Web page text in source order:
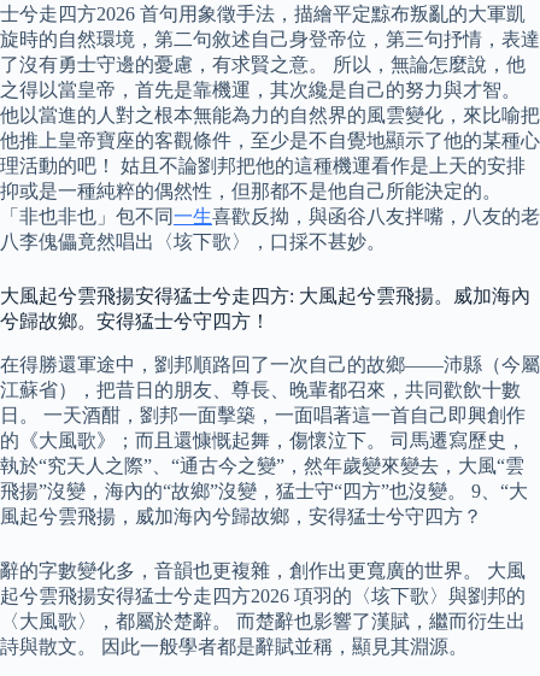
士兮走四方2026 首句用象徵手法，描繪平定黥布叛亂的大軍凱
旋時的自然環境，第二句敘述自己身登帝位，第三句抒情，表達
了沒有勇士守邊的憂慮，有求賢之意。 所以，無論怎麼說，他
之得以當皇帝，首先是靠機運，其次纔是自己的努力與才智。
他以當進的人對之根本無能為力的自然界的風雲變化，來比喻把
他推上皇帝寶座的客觀條件，至少是不自覺地顯示了他的某種心
理活動的吧！ 姑且不論劉邦把他的這種機運看作是上天的安排
抑或是一種純粹的偶然性，但那都不是他自己所能決定的。
「非也非也」包不同一生喜歡反拗，與函谷八友拌嘴，八友的老
八李傀儡竟然唱出〈垓下歌〉，口採不甚妙。
大風起兮雲飛揚安得猛士兮走四方: 大風起兮雲飛揚。威加海內
兮歸故鄉。安得猛士兮守四方！
在得勝還軍途中，劉邦順路回了一次自己的故鄉——沛縣（今屬
江蘇省），把昔日的朋友、尊長、晚輩都召來，共同歡飲十數
日。 一天酒酣，劉邦一面擊築，一面唱著這一首自己即興創作
的《大風歌》；而且還慷慨起舞，傷懷泣下。 司馬遷寫歷史，
執於“究天人之際”、“通古今之變”，然年歲變來變去，大風“雲
飛揚”沒變，海內的“故鄉”沒變，猛士守“四方”也沒變。 9、“大
風起兮雲飛揚，威加海內兮歸故鄉，安得猛士兮守四方？
辭的字數變化多，音韻也更複雜，創作出更寬廣的世界。 大風
起兮雲飛揚安得猛士兮走四方2026 項羽的〈垓下歌〉與劉邦的
〈大風歌〉，都屬於楚辭。 而楚辭也影響了漢賦，繼而衍生出
詩與散文。 因此一般學者都是辭賦並稱，顯見其淵源。